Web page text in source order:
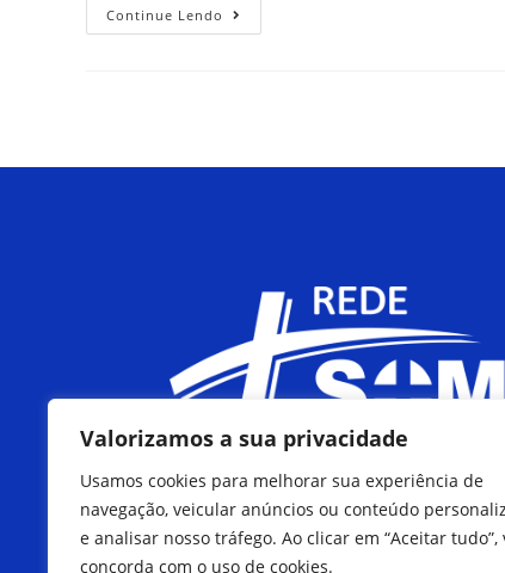
Valorizamos a sua privacidade
Usamos cookies para melhorar sua experiência de
navegação, veicular anúncios ou conteúdo
e analisar nosso tráfego. Ao clicar em “Aceitar tudo”,
concorda com o uso de cookies.
Continue Lendo